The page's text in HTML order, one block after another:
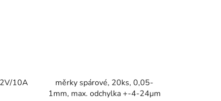
10A
měrky spárové, 20ks, 0,05-
1mm, max. odchylka +-4-24μm